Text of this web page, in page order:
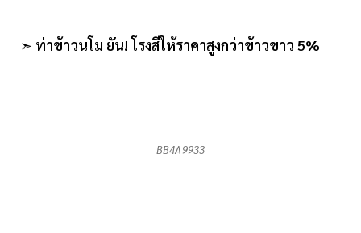
➣ ท่าข้าวนโม ยัน! โรงสีให้ราคาสูงกว่าข้าวขาว 5%
BB4A9933